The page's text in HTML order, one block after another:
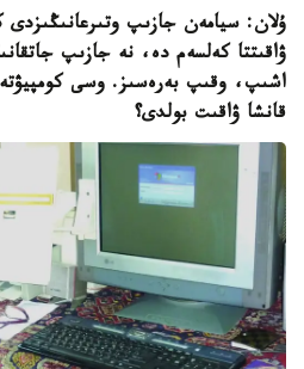
ۇلان: سيامەن جازىپ وتىرعانىڭىزدى
ۋاقىتتا كەلسەم دە، نە جازىپ
اشىپ، وقىپ بەرەسىز. وسى
قانشا ۋاقىت بولدى؟